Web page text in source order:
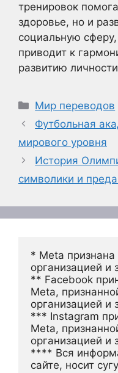
тренировок
здоровье, но и
социальную
приводит к
развитию
Рубрики
Мир переводов
Футбольная
мирового уровня
История
символики и
* Meta признана
организацией
** Facebook
Meta,
организацией
*** Instagram
Meta,
организацией
**** Вся
сайте, носит